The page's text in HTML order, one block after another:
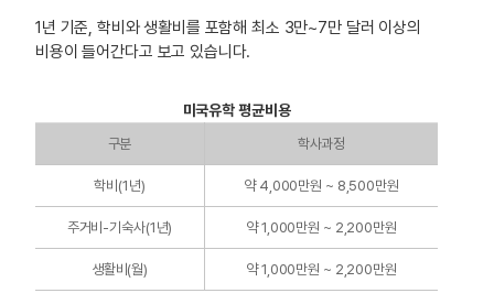
1년 기준, 학비와 생활비를 포함해 최소 3만~7만 달러 이상의
비용이 들어간다고 보고 있습니다.
미국유학 평균비용
구분 학사과정
학비(1년) 약 4,000만원 ~ 8,500만원
주거비-기숙사(1년) 약 1,000만원 ~ 2,200만원
생활비(월) 약 1,000만원 ~ 2,200만원